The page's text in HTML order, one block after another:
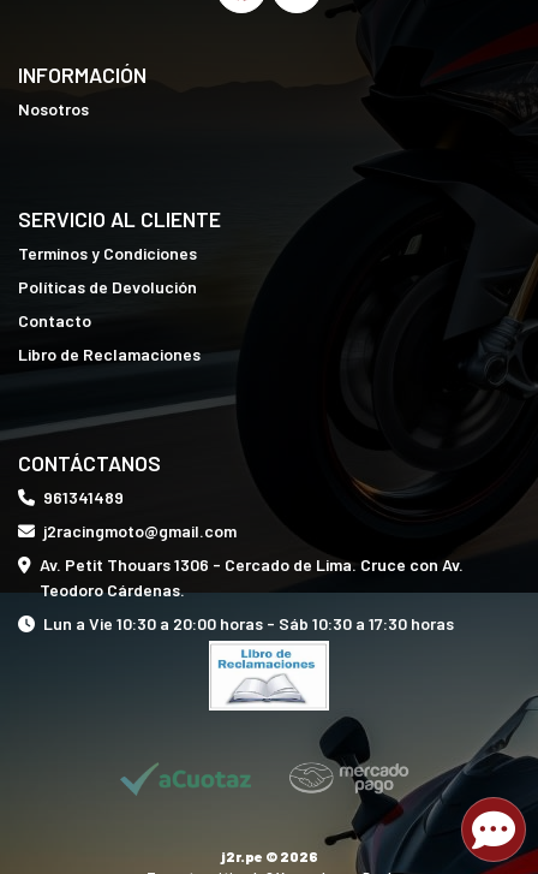
INFORMACIÓN
Nosotros
SERVICIO AL CLIENTE
Terminos y Condiciones
Políticas de Devolución
Contacto
Libro de Reclamaciones
CONTÁCTANOS
961341489
j2racingmoto@gmail.com
Av. Petit Thouars 1306 - Cercado de Lima. Cruce con Av.
Teodoro Cárdenas.
Lun a Vie 10:30 a 20:00 horas - Sáb 10:30 a 17:30 horas
j2r.pe © 2026